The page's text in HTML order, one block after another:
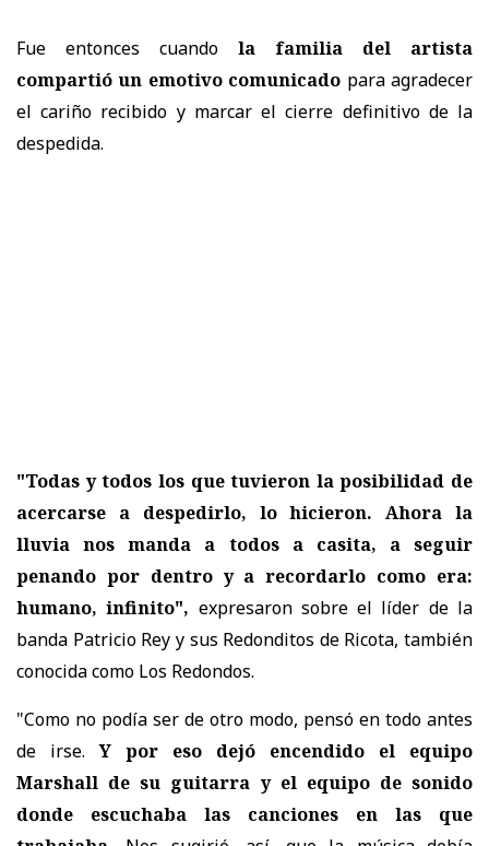
Fue entonces cuando la familia del artista
compartió un emotivo comunicado para agradecer
el cariño recibido y marcar el cierre definitivo de la
despedida.
"Todas y todos los que tuvieron la posibilidad de
acercarse a despedirlo, lo hicieron. Ahora la
lluvia nos manda a todos a casita, a seguir
penando por dentro y a recordarlo como era:
humano, infinito", expresaron sobre el líder de la
banda Patricio Rey y sus Redonditos de Ricota, también
conocida como Los Redondos.
"Como no podía ser de otro modo, pensó en todo antes
de irse.Y por eso dejó encendido el equipo
Marshall de su guitarra y el equipo de sonido
donde escuchaba las canciones en las que